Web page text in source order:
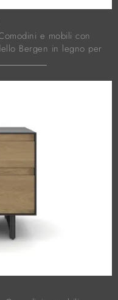
e mobili con
Bergen in legno per